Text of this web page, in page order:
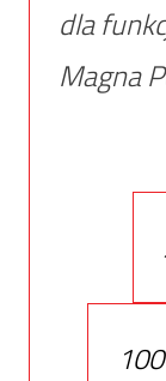
dla
Magna